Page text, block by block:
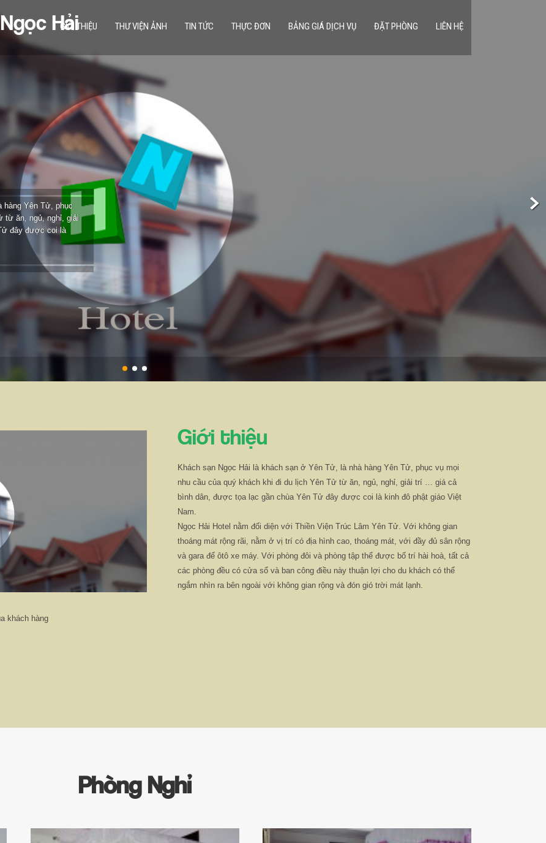
hàng Yên Tử, phục
từ ăn, ngủ, nghỉ, giải
đây được coi là
Hải
GIỚI THIỆU THƯ VIỆN ẢNH TIN TỨC THỰC ĐƠN BẢNG GIÁ DỊCH VỤ ĐẶT PHÒNG LIÊN HỆ
Giới thiệu
Khách sạn Ngọc Hải là khách sạn ở Yên Tử, là nhà hàng Yên Tử, phục vụ mọi
nhu cầu của quý khách khi đi du lịch Yên Tử từ ăn, ngủ, nghỉ, giải trí … giá cả
bình dân, được tọa lạc gần chùa Yên Tử đây được coi là kinh đô phật giáo Việt
Nam.
Ngọc Hải Hotel nằm đối diện với Thiền Viện Trúc Lâm Yên Tử. Với không gian
thoáng mát rộng rãi, nằm ở vị trí có địa hình cao, thoáng mát, với đầy đủ sân rộng
và gara để ôtô xe máy. Với phòng đôi và phòng tập thể được bố trí hài hoà, tất cả
các phòng đều có cửa sổ và ban công điều này thuận lợi cho du khách có thể
ngắm nhìn ra bên ngoài với không gian rộng và đón gió trời mát lạnh.
khách hàng
Phòng Nghỉ